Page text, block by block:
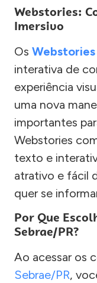
Webstories:
Imersivo
Os Webstories
interativa de
experiência
uma nova
importantes
Webstories
texto e
atrativo e fácil
quer se
Por Que
Sebrae/PR?
Ao acessar os
Sebrae/PR,